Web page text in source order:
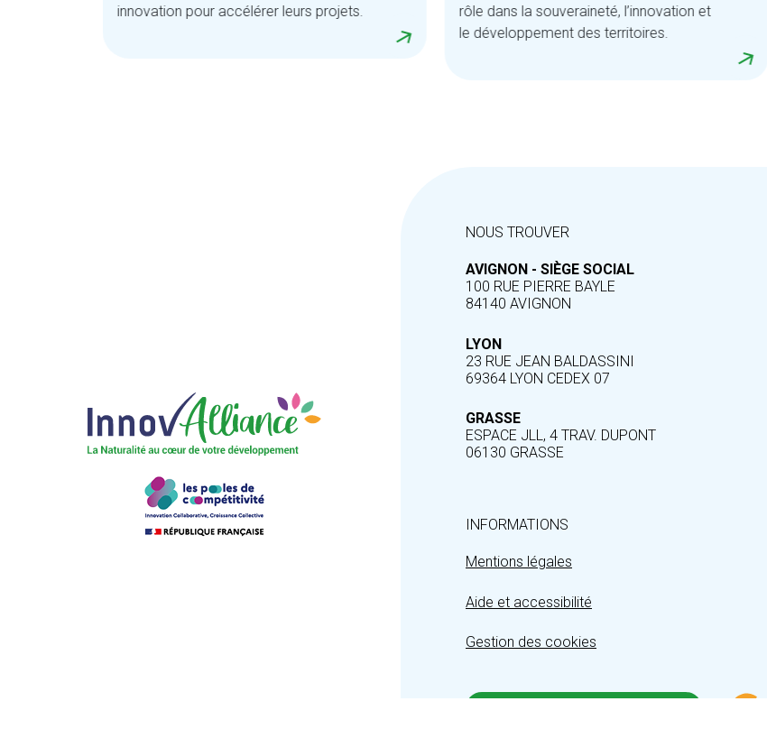
innovation pour accélérer leurs projets.
rôle dans la souveraineté, l’innovation et
le développement des territoires.
NOUS TROUVER
AVIGNON - SIÈGE SOCIAL
100 RUE PIERRE BAYLE
84140 AVIGNON
LYON
23 RUE JEAN BALDASSINI
69364 LYON CEDEX 07
GRASSE
ESPACE JLL, 4 TRAV. DUPONT
06130 GRASSE
INFORMATIONS
Mentions légales
Aide et accessibilité
Gestion des cookies